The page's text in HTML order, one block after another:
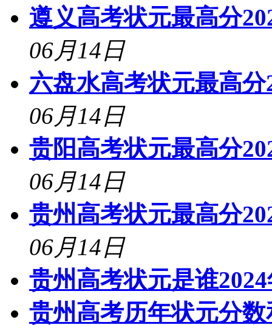
遵义高考状元最高分
06月14日
六盘水高考状元最高
06月14日
贵阳高考状元最高分
06月14日
贵州高考状元最高分
06月14日
贵州高考状元是谁
贵州高考历年状元分